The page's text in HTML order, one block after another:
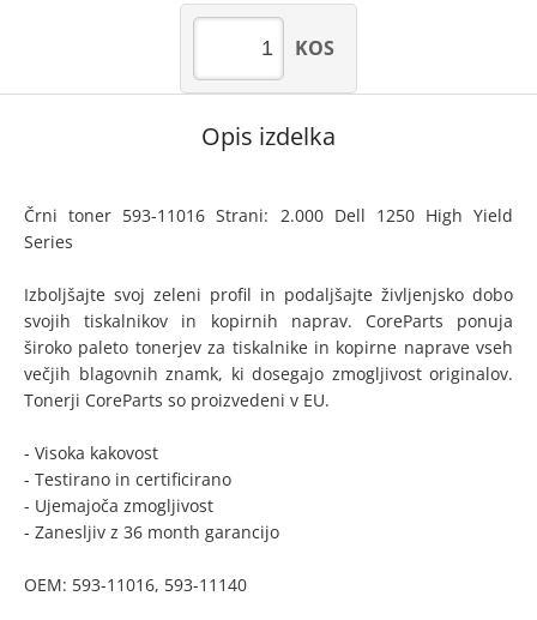
KOS
Opis izdelka
Črni toner 593-11016 Strani: 2.000 Dell 1250 High Yield
Series
Izboljšajte svoj zeleni profil in podaljšajte življenjsko dobo
svojih tiskalnikov in kopirnih naprav. CoreParts ponuja
široko paleto tonerjev za tiskalnike in kopirne naprave vseh
večjih blagovnih znamk, ki dosegajo zmogljivost originalov.
Tonerji CoreParts so proizvedeni v EU.
- Visoka kakovost
- Testirano in certificirano
- Ujemajoča zmogljivost
- Zanesljiv z 36 month garancijo
OEM: 593-11016, 593-11140